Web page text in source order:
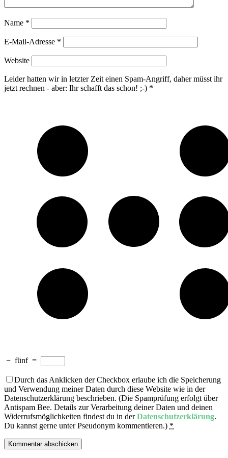
Name *
E-Mail-Adresse *
Website
Leider hatten wir in letzter Zeit einen Spam-Angriff, daher müsst ihr
jetzt rechnen - aber: Ihr schafft das schon! ;-) *
− fünf =
Durch das Anklicken der Checkbox erlaube ich die Speicherung
und Verwendung meiner Daten durch diese Website wie in der
Datenschutzerklärung beschrieben. (Die Spamprüfung erfolgt über
Antispam Bee. Details zur Verarbeitung deiner Daten und deinen
Widerrufsmöglichkeiten findest du in derDatenschutzerklärung.
Du kannst gerne unter Pseudonym kommentieren.) *